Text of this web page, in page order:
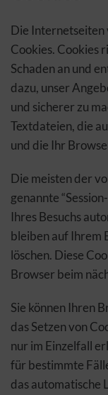
Die Internetseiten
Cookies. Cookies
Schaden an und
dazu, unser
und sicherer zu
Textdateien, die
und die Ihr
Die meisten der
genannte
Ihres Besuchs
bleiben auf Ihrem
löschen. Diese
Browser beim
Sie können Ihren
das Setzen von
nur im Einzelfall
für bestimmte
das automatische